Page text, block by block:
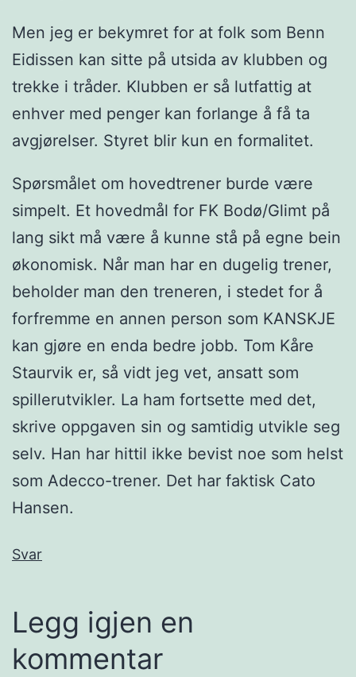
Men jeg er bekymret for at folk som Benn
Eidissen kan sitte på utsida av klubben og
trekke i tråder. Klubben er så lutfattig at
enhver med penger kan forlange å få ta
avgjørelser. Styret blir kun en formalitet.
Spørsmålet om hovedtrener burde være
simpelt. Et hovedmål for FK Bodø/Glimt på
lang sikt må være å kunne stå på egne bein
økonomisk. Når man har en dugelig trener,
beholder man den treneren, i stedet for å
forfremme en annen person som KANSKJE
kan gjøre en enda bedre jobb. Tom Kåre
Staurvik er, så vidt jeg vet, ansatt som
spillerutvikler. La ham fortsette med det,
skrive oppgaven sin og samtidig utvikle seg
selv. Han har hittil ikke bevist noe som helst
som Adecco-trener. Det har faktisk Cato
Hansen.
Svar
Legg igjen en
kommentar